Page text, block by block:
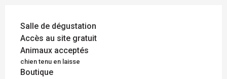
Salle de dégustation
Accès au site gratuit
Animaux acceptés
chien tenu en laisse
Boutique